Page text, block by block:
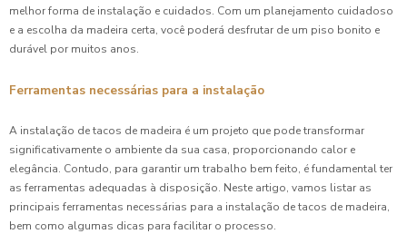
melhor forma de instalação e cuidados. Com um planejamento cuidadoso
e a escolha da madeira certa, você poderá desfrutar de um piso bonito e
durável por muitos anos.
Ferramentas necessárias para a instalação
A instalação de tacos de madeira é um projeto que pode transformar
significativamente o ambiente da sua casa, proporcionando calor e
elegância. Contudo, para garantir um trabalho bem feito, é fundamental ter
as ferramentas adequadas à disposição. Neste artigo, vamos listar as
principais ferramentas necessárias para a instalação de tacos de madeira,
bem como algumas dicas para facilitar o processo.